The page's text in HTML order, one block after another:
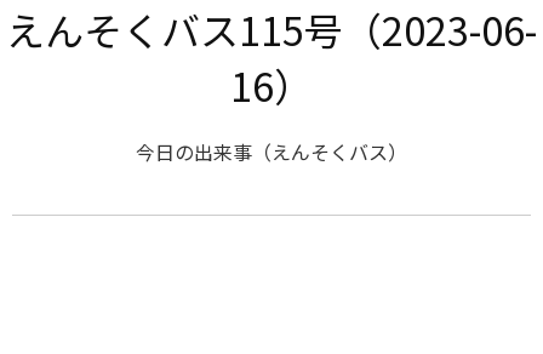
えんそくバス115号（2023-06-
16）
今日の出来事（えんそくバス）